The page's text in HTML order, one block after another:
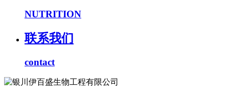
NUTRITION
联系我们
contact